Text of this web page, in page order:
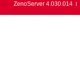
ZenoServer 4.030.014